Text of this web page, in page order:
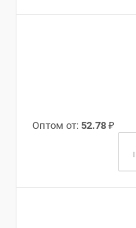
Оптом от: 52.78 ₽